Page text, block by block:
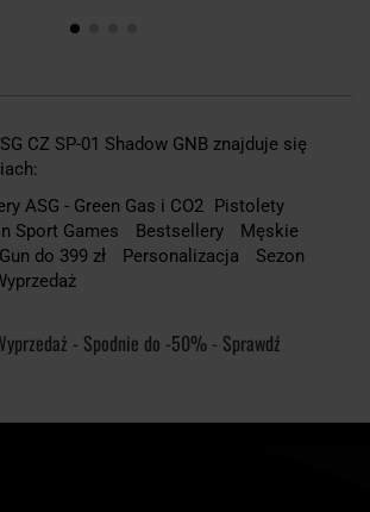
CZ SP-01 Shadow GNB znajduje się
ASG - Green Gas i CO2 Pistolety
Sport Games
Bestsellery
Męskie
do 399 zł Personalizacja
Sezon